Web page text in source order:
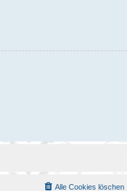
Alle Cookies löschen